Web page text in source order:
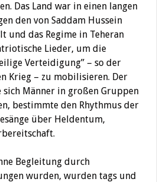
Das Land war in einen langen
den von Saddam Hussein
und das Regime in Teheran
Lieder, um die
Verteidigung” – so der
Krieg – zu mobilisieren. Der
sich Männer in großen Gruppen
bestimmte den Rhythmus der
über Heldentum,
Begleitung durch
wurden, wurden tags und